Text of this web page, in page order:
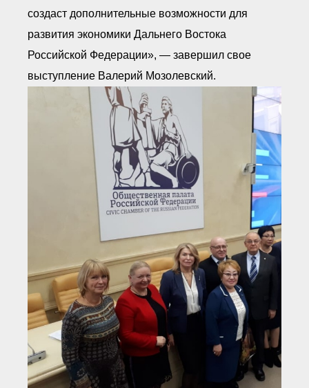
создаст дополнительные возможности для
развития экономики Дальнего Востока
Российской Федерации», — завершил свое
выступление Валерий Мозолевский.